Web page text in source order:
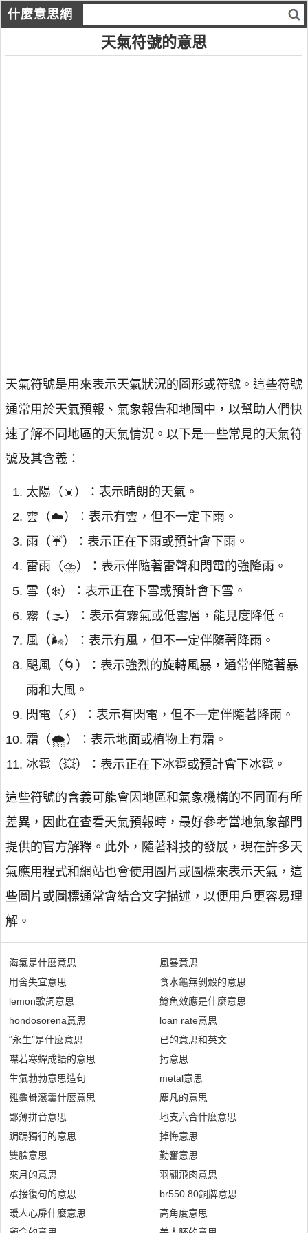
什麼意思網
天氣符號的意思
天氣符號是用來表示天氣狀況的圖形或符號。這些符號
通常用於天氣預報、氣象報告和地圖中，以幫助人們快
速了解不同地區的天氣情況。以下是一些常見的天氣符
號及其含義：
太陽（☀️）：表示晴朗的天氣。
雲（☁️）：表示有雲，但不一定下雨。
雨（☔️）：表示正在下雨或預計會下雨。
雷雨（⛈️）：表示伴隨著雷聲和閃電的強降雨。
雪（❄️）：表示正在下雪或預計會下雪。
霧（🌫️）：表示有霧氣或低雲層，能見度降低。
風（🌬️）：表示有風，但不一定伴隨著降雨。
颶風（🌀）：表示強烈的旋轉風暴，通常伴隨著暴
雨和大風。
閃電（⚡️）：表示有閃電，但不一定伴隨著降雨。
霜（🌨️）：表示地面或植物上有霜。
冰雹（💥）：表示正在下冰雹或預計會下冰雹。
這些符號的含義可能會因地區和氣象機構的不同而有所
差異，因此在查看天氣預報時，最好參考當地氣象部門
提供的官方解釋。此外，隨著科技的發展，現在許多天
氣應用程式和網站也會使用圖片或圖標來表示天氣，這
些圖片或圖標通常會結合文字描述，以便用戶更容易理
解。
海氣是什麼意思
用舍失宜意思
lemon歌詞意思
hondosorena意思
“永生”是什麼意思
噤若寒蟬成語的意思
生氣勃勃意思造句
雞龜骨滾羹什麼意思
鄙薄拼音意思
跼跼獨行的意思
雙臉意思
來月的意思
承接復句的意思
暖人心扉什麼意思
風暴意思
食水龜無剝殼的意思
鯰魚效應是什麼意思
loan rate意思
已的意思和英文
扝意思
metal意思
塵凡的意思
地支六合什麼意思
掉悔意思
勤奮意思
羽翮飛肉意思
br550 80銅牌意思
高角度意思